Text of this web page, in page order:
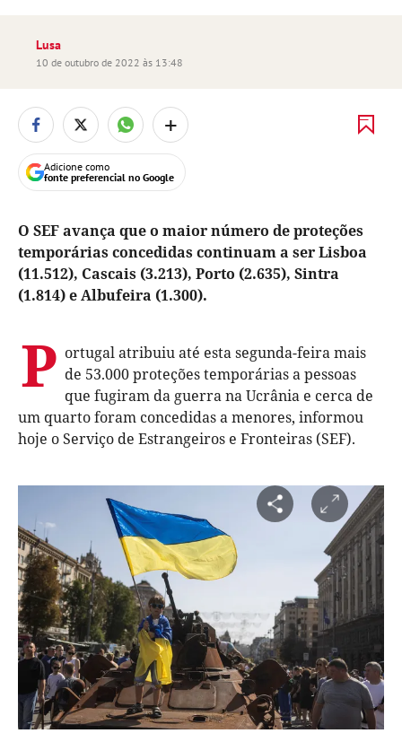
Lusa
10 de outubro de 2022 às 13:48
+
Adicione como
fonte preferencial no Google
O SEF avança que o maior número de proteções
temporárias concedidas continuam a ser Lisboa
(11.512), Cascais (3.213), Porto (2.635), Sintra
(1.814) e Albufeira (1.300).
P ortugal atribuiu até esta segunda-feira mais
de 53.000 proteções temporárias a pessoas
que fugiram da guerra na Ucrânia e cerca de
um quarto foram concedidas a menores, informou
hoje o Serviço de Estrangeiros e Fronteiras (SEF).